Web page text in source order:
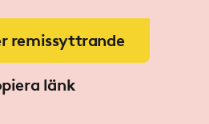
remissyttrande
länk